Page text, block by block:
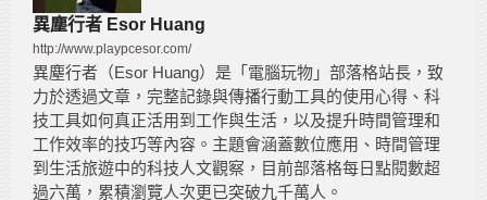
異塵行者 Esor Huang
http://www.playpcesor.com/
異塵行者（Esor Huang）是「電腦玩物」部落格站長，致
力於透過文章，完整記錄與傳播行動工具的使用心得、科
技工具如何真正活用到工作與生活，以及提升時間管理和
工作效率的技巧等內容。主題會涵蓋數位應用、時間管理
到生活旅遊中的科技人文觀察，目前部落格每日點閱數超
過六萬，累積瀏覽人次更已突破九千萬人。